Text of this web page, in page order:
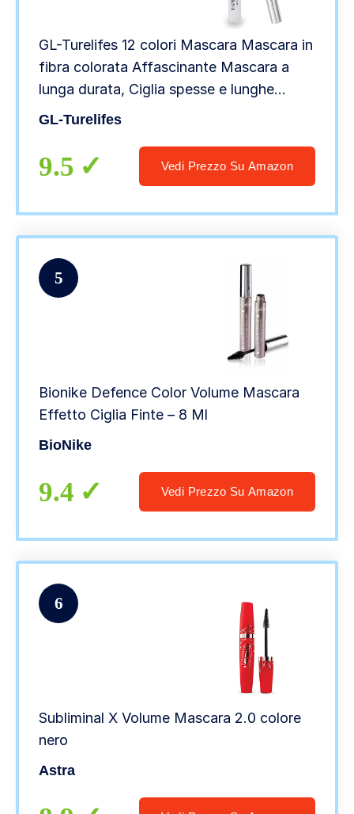
GL-Turelifes 12 colori Mascara Mascara in
fibra colorata Affascinante Mascara a
lunga durata, Ciglia spesse e lunghe
Trucco per occhi impermeabile e
GL-Turelifes
9.5 Vedi Prezzo Su Amazon
5
Bionike Defence Color Volume Mascara
Effetto Ciglia Finte – 8 Ml
BioNike
9.4 Vedi Prezzo Su Amazon
6
Subliminal X Volume Mascara 2.0 colore
nero
Astra